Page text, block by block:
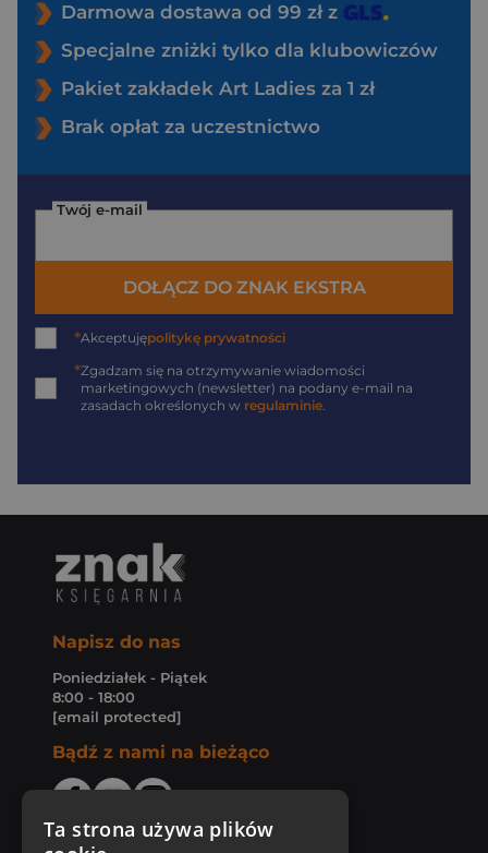
Darmowa dostawa od 99 zł z
Specjalne zniżki tylko dla klubowiczów
Pakiet zakładek Art Ladies za 1 zł
Brak opłat za uczestnictwo
Twój e-mail
DOŁĄCZ DO ZNAK EKSTRA
*Akceptujępolitykę prywatności
*Zgadzam się na otrzymywanie wiadomości
marketingowych (newsletter) na podany e-mail na
zasadach określonych w regulaminie.
Napisz do nas
Poniedziałek - Piątek
8:00 - 18:00
[email protected]
Bądź z nami na bieżąco
Ta strona używa plików